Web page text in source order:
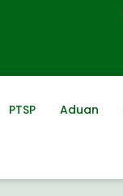
PTSP Aduan